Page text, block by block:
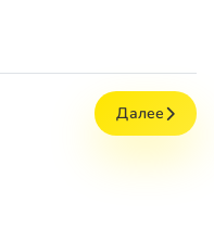
Далее